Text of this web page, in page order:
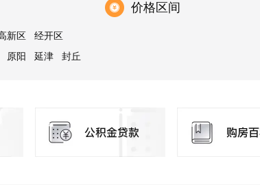
新区
经开区
原阳 延津
封丘
价格区间